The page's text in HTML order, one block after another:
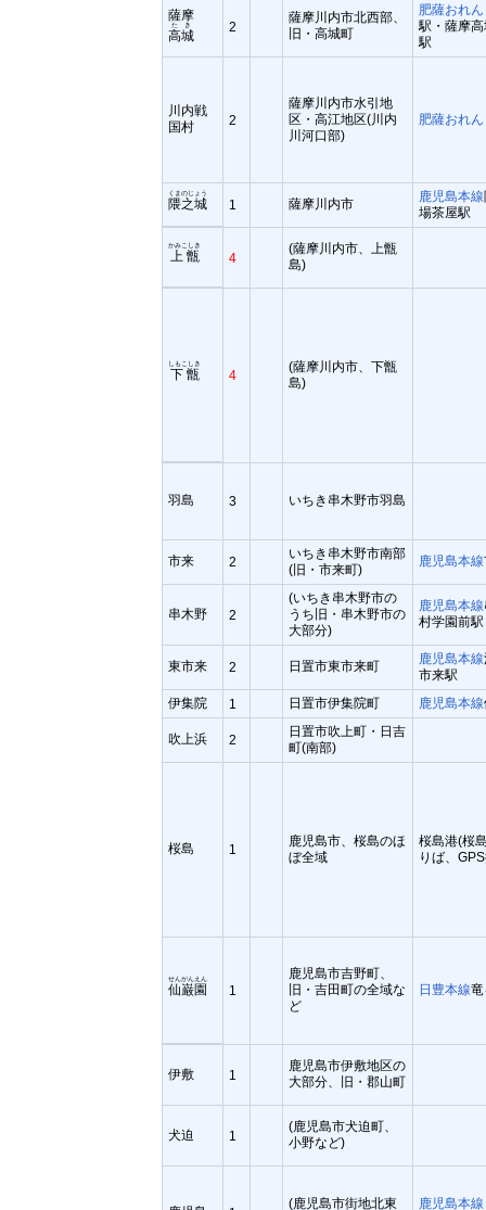
薩摩
高城
たき 2
薩摩川内市北西部、
旧・高城町
肥薩おれ
駅・薩摩
駅
川内戦
国村
2
薩摩川内市水引地
区・高江地区(川内
川河口部)
肥薩おれ
隈之城
くまのじょう
1 薩摩川内市
鹿児島本線
場茶屋駅
上甑
かみこしき
4
(薩摩川内市、上甑
島)
下甑
しもこしき
4
(薩摩川内市、下甑
島)
羽島 3 いちき串木野市羽島
市来 2
いちき串木野市南部
(旧・市来町)
鹿児島本線
串木野 2
(いちき串木野市の
うち旧・串木野市の
大部分)
鹿児島本線
村学園前駅
東市来 2 日置市東市来町
鹿児島本線
市来駅
伊集院
1 日置市伊集院町 鹿児島本線
吹上浜 2
日置市吹上町・日吉
町(南部)
桜島 1
鹿児島市、桜島のほ
ぼ全域
桜島港(桜
りば、
仙巌園
せんがんえん
1
鹿児島市吉野町、
旧・吉田町の全域な
ど
日豊本線
伊敷 1
鹿児島市伊敷地区の
大部分、旧・郡山町
犬迫 1
(鹿児島市犬迫町、
小野など)
(鹿児島市街地北東 鹿児島本線